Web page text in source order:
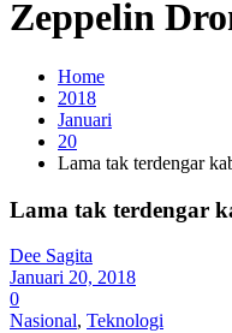
Zeppelin
Home
2018
Januari
20
Lama tak terdengar
Lama tak terdengar
Dee Sagita
Januari 20, 2018
0
Nasional, Teknologi